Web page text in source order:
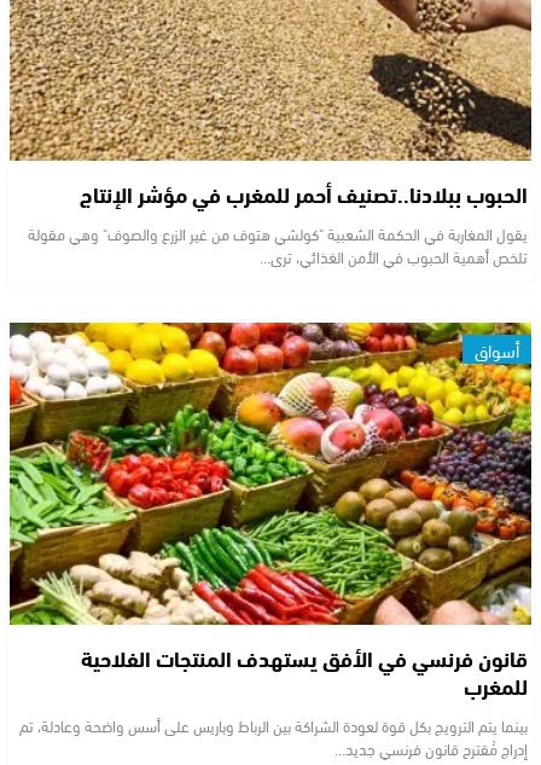
الحبوب ببلادنا..تصنيف أحمر للمغرب في مؤشر الإنتاج
يقول المغاربة في الحكمة الشعبية "كولشي هتوف من غير الزرع والصوف" وهي مقولة
تلخص أهمية الحبوب في الأمن الغذائي، ترى…
أسواق
قانون فرنسي في الأفق يستهدف المنتجات الفلاحية
للمغرب
بينما يتم الترويج بكل قوة لعودة الشراكة بين الرباط وباريس على أسس واضحة وعادلة، تم
إدراج مُقترح قانون فرنسي جديد…